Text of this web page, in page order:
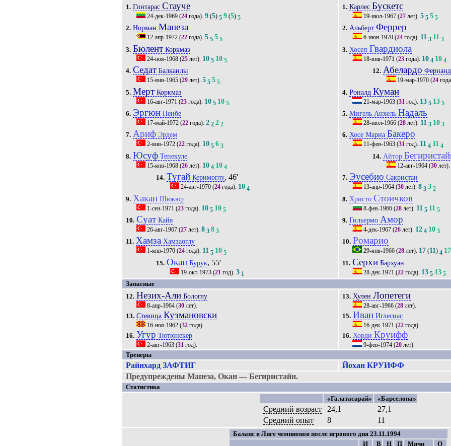
1. ГинтарасСтауче
24-дек-1969 (24 года).9 (5) 5 9 (5) 5
2. НорманМапеза
12-апр-1972 (22 года).5 5 5 5
3. Бюлент Коркмаз
24-ноя-1968 (25 лет). 10 5 10 5
4. Седат Балканлы
15-янв-1965 (29 лет).5 5 5 5
5. Мерт Коркмаз
16-авг-1971 (23 года). 10 5 10 5
6. Эргюн Пенбе
17-май-1972 (22 года).2 2 2 2
7. Ариф Эрдем
2-янв-1972 (22 года). 10 5 6 3
8. Юсуф Тепекуле
15-янв-1968 (26 лет). 10 4 10 4
14. Тугай Керимоглу, 46'
24-авг-1970(24года). 10 4
9. Хакан Шюкюр
1-сен-1971 (23 года). 10 5 10 5
10. Суат Кайя
26-авг-1967 (27 лет).8 3 8 3
11. Хамза Хамзаоглу
1-янв-1970 (24 года). 11 5 10 5
15. Окан Бурук, 55'
19-окт-1973(21 год). 3 1
1. Карлес Бускетс
19-июл-1967 (27 лет).5 5 5 5
2. АльбертФеррер
6-июн-1970 (24 года). 11 3 11 3
3. Хосеп Гвардиола
18-янв-1971 (23 года). 10 4 10 4
12. Абелардо
19-мар-1970(24
4. Роналд Куман
21-мар-1963 (31 год). 13 5 13 5
5. Мигель Анхель Надаль
28-июл-1966 (28 лет). 11 3 10 3
6. Хосе МариаБакеро
11-фев-1963 (31 год). 11 4 11 4
14. Айтор
12-авг-1964(30лет).
7. Эусебио Сакристан
13-апр-1964 (30 лет).8 3 3 2
8. ХристоСтоичков
8-фев-1966 (28 лет). 11 5 11 5
9. Гильермо Амор
4-дек-1967 (26 лет). 12 4 10 3
10. Ромарио
29-янв-1966 (28 лет). 17 (11) 4 17
11. Серхи Бархуан
28-дек-1971 (22 года). 13 5 13 5
Запасные
12. Незих-Али Бологлу
8-апр-1964 (30 лет).
13. Стевица Кузмановски
16-ноя-1962 (32 года).
16. Угур Тютюнекер
2-авг-1963 (31 год).
13. ХуленЛопетеги
28-авг-1966 (28 лет).
15. Иван Иглесиас
16-дек-1971 (22 года).
16. Хорди Круифф
9-фев-1974 (20 лет).
Тренеры
Райнхард ЗАФТИГ
Йохан КРУИФФ
Предупреждены Мапеза, Окан — Бегиристайн.
Статистика
«Галатасарай»
«Барселона»
Средний возраст 24,1
27,1
Средний опыт
8 11
Баланс в Лиге чемпионов после игрового дня 23.11.1994
И
В Н П Мячи О